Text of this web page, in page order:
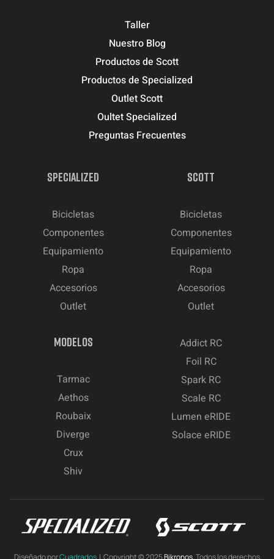
Taller
Nuestro Blog
Productos de Scott
Productos de Specialized
Outlet Scott
Oultet Specialized
Preguntas Frecuentes
SPECIALIZED
Bicicletas
Componentes
Equipamiento
Ropa
Accesorios
Outlet
SCOTT
Bicicletas
Componentes
Equipamiento
Ropa
Accesorios
Outlet
MODELOS
Tarmac
Aethos
Roubaix
Diverge
Crux
Shiv
Addict RC
Foil RC
Spark RC
Scale RC
Lumen eRIDE
Solace eRIDE